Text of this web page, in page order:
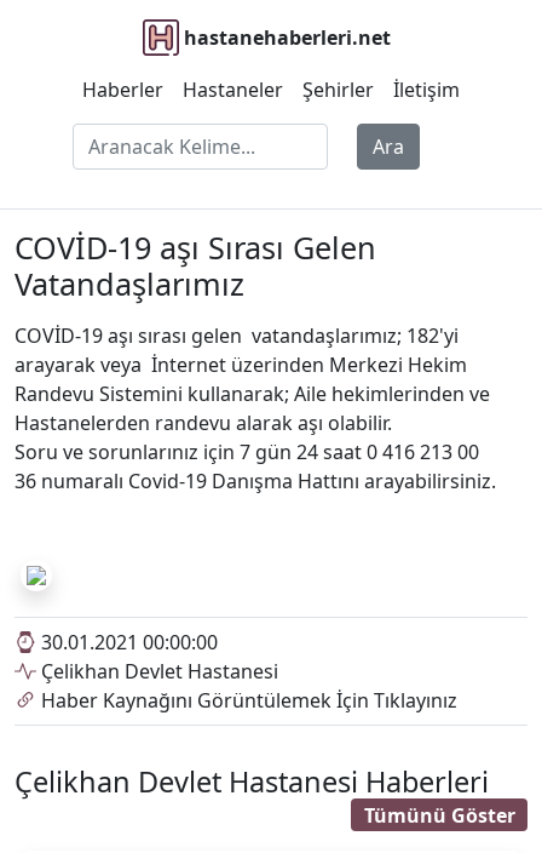
hastanehaberleri.net
Haberler
Hastaneler Şehirler İletişim
Ara
COVİD-19 aşı Sırası Gelen
Vatandaşlarımız
COVİD-19 aşı sırası gelen vatandaşlarımız; 182'yi
arayarak veya İnternet üzerinden Merkezi Hekim
Randevu Sistemini kullanarak; Aile hekimlerinden ve
Hastanelerden randevu alarak aşı olabilir.
Soru ve sorunlarınız için 7 gün 24 saat0 416 213 00
36 numaralı Covid-19 Danışma Hattını arayabilirsiniz.
30.01.2021 00:00:00
Çelikhan Devlet Hastanesi
Haber Kaynağını Görüntülemek İçin Tıklayınız
Çelikhan Devlet Hastanesi Haberleri
Tümünü Göster